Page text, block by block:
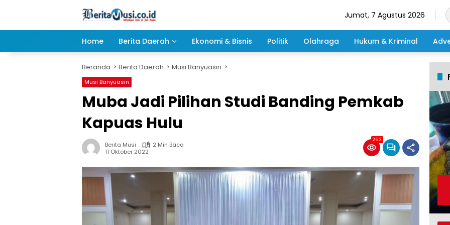
Jumat, 7 Agustus 2026
Home Berita Daerah Ekonomi & Bisnis Politik Olahraga Hukum & Kriminal
Beranda Berita Daerah Musi Banyuasin
Musi Banyuasin
Muba Jadi Pilihan Studi Banding Pemkab
Kapuas Hulu
Berita Musi
2 Min Baca
11 Oktober 2022
293